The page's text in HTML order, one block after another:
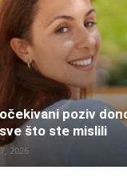
poziv
što ste mislili
2026